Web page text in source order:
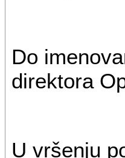
Do
direktora
U vršenju